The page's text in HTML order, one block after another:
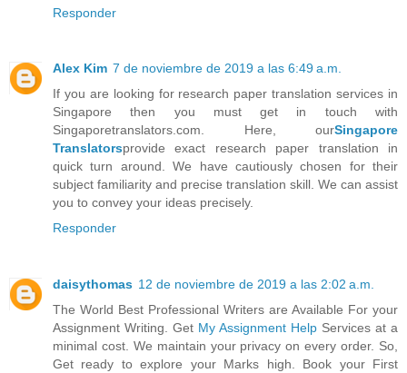
Responder
Alex Kim 7 de noviembre de 2019 a las 6:49 a.m.
If you are looking for research paper translation services in
Singapore then you must get in touch with
Singaporetranslators.com. Here, ourSingapore
Translatorsprovide exact research paper translation in
quick turn around. We have cautiously chosen for their
subject familiarity and precise translation skill. We can assist
you to convey your ideas precisely.
Responder
daisythomas 12 de noviembre de 2019 a las 2:02 a.m.
The World Best Professional Writers are Available For your
Assignment Writing. Get My Assignment Help Services at a
minimal cost. We maintain your privacy on every order. So,
Get ready to explore your Marks high. Book your First